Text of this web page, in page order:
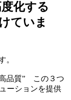
化する
ていま
。
高品質” この３つ
ーションを提供